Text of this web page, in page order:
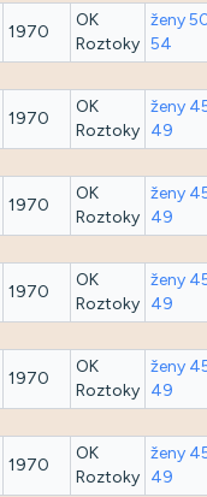
1970
OK
Roztoky
ženy
54
1970
OK
Roztoky
ženy
49
1970
OK
Roztoky
ženy
49
1970
OK
Roztoky
ženy
49
1970
OK
Roztoky
ženy
49
1970
OK
Roztoky
ženy
49